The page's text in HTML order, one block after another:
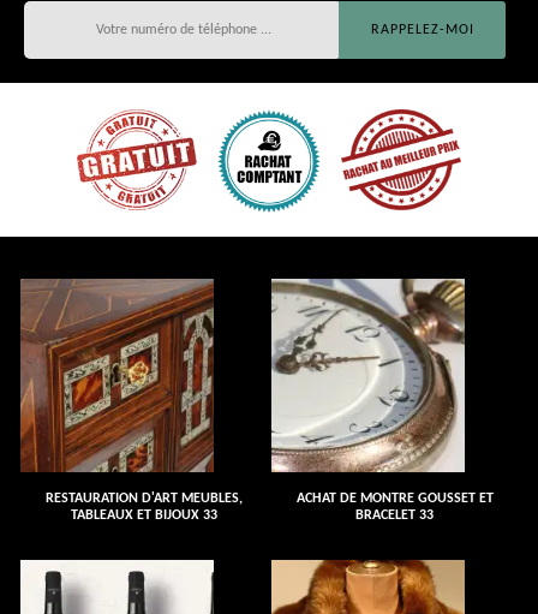
RESTAURATION D'ART MEUBLES,
TABLEAUX ET BIJOUX 33
ACHAT DE MONTRE GOUSSET ET
BRACELET 33